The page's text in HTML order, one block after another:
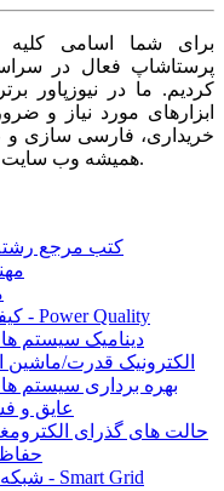
برای شما اسامی
پرستاشاپ فعال در
کردیم. ما در نیوزپاور
ابزارهای مورد نیاز و
خریداری، فارسی سازی و
همیشه وب سایت خود را بروز و پویا نگه دارید.
کتب مرجع
کیفیت توان - Power Quality
دینامیک سیستم
الکترونیک قدرت/ماشین
بهره برداری سیستم
عایق و
حالت های گذرای
شبکه هوشمند - Smart Grid